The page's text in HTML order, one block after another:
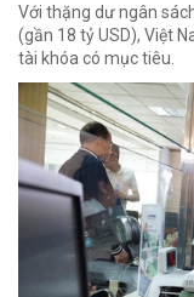
Với thặng dư ngân
(gần 18 tỷ USD), Việt
tài khóa có mục tiêu.